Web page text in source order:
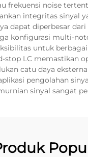
frekuensi noise
integritas sinyal
dapat diperbesar
konfigurasi multi-
untuk
stop LC memastikan
catu daya
pengolahan
sinyal sangat